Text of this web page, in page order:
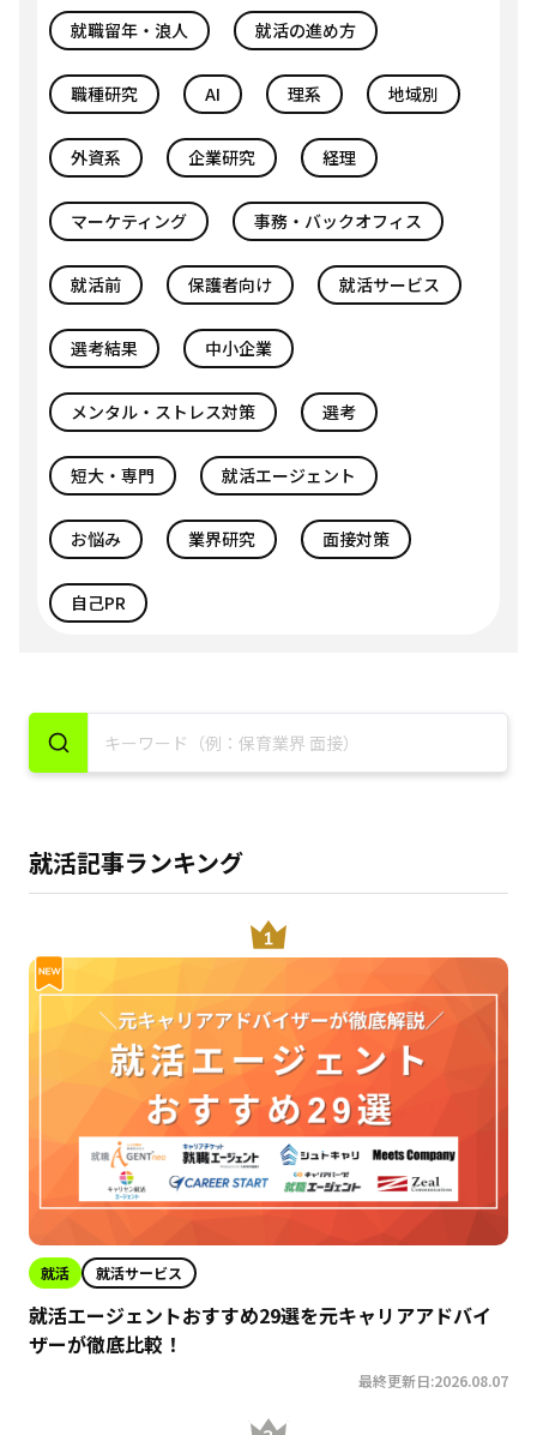
就職留年・浪人 就活の進め方
職種研究 AI 理系 地域別
外資系 企業研究 経理
マーケティング 事務・バックオフィス
就活前 保護者向け 就活サービス
選考結果 中小企業
メンタル・ストレス対策 選考
短大・専門 就活エージェント
お悩み 業界研究 面接対策
自己PR
就活記事ランキング
就活 就活サービス
就活エージェントおすすめ29選を元キャリアアドバイ
ザーが徹底比較！
最終更新日:2026.08.07